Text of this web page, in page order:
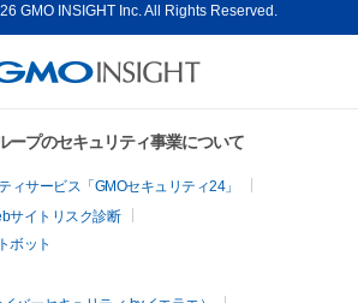
GMO INSIGHT Inc. All Rights Reserved.
ープのセキュリティ事業について
ィサービス「GMOセキュリティ24」
サイトリスク診断
ボット